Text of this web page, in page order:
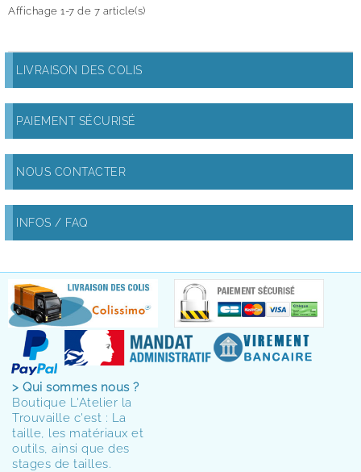
Affichage 1-7 de 7 article(s)
LIVRAISON DES COLIS
PAIEMENT SÉCURISÉ
NOUS CONTACTER
INFOS / FAQ
> Qui sommes nous ?
Boutique L'Atelier la
Trouvaille c'est : La
taille, les matériaux et
outils, ainsi que des
stages de tailles.